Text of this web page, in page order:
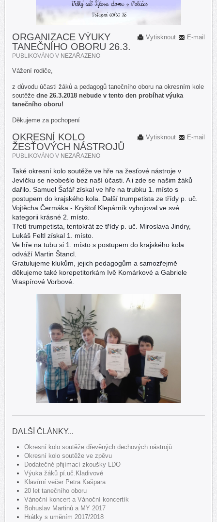
E-mail
Vytisknout
ORGANIZACE VÝUKY
TANEČNÍHO OBORU 26.3.
PUBLIKOVÁNO V NEZAŘAZENO
Vážení rodiče,
z důvodu účasti žáků a pedagogů tanečního oboru na okresním kole
soutěže dne 26.3.2018 nebude v tento den probíhat výuka
tanečního oboru!
Děkujeme za pochopení
E-mail
Vytisknout
OKRESNÍ KOLO
ŽESŤOVÝCH NÁSTROJŮ
PUBLIKOVÁNO V NEZAŘAZENO
Také okresní kolo soutěže ve hře na žesťové nástroje v
Jevíčku se neobešlo bez naší účasti. A i zde se našim žáků
dařilo. Samuel Šafář získal ve hře na trubku 1. místo s
postupem do krajského kola. Další trumpetista ze třídy p. uč.
Vojtěcha Čermáka - Kryštof Klepárník vybojoval ve své
kategorii krásné 2. místo.
Třetí trumpetista, tentokrát ze třídy p. uč. Miroslava Jindry,
Lukáš Feltl získal 1. místo.
Ve hře na tubu si 1. místo s postupem do krajského kola
odváží Martin Štancl.
Gratulujeme klukům, jejich pedagogům a samozřejmě
děkujeme také korepetitorkám Ivě Komárkové a Gabriele
Vraspírové Vorbové.
DALŠÍ ČLÁNKY...
Okresní kolo soutěže dřevěných dechových nástrojů
Okresní kolo soutěže ve zpěvu
Dodatečné přijímací zkoušky LDO
Výuka žáků pí.uč.Kladivové
Klavírní večer Petra Kašpara
20 let tanečního oboru
Vánoční koncert a Vánoční koncertík
Bohuslav Martinů a MY 2017
Hrátky s uměním 2017/2018